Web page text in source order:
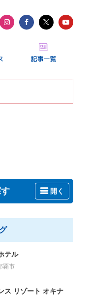
開く
テル
覇市
ス リゾート オキナ